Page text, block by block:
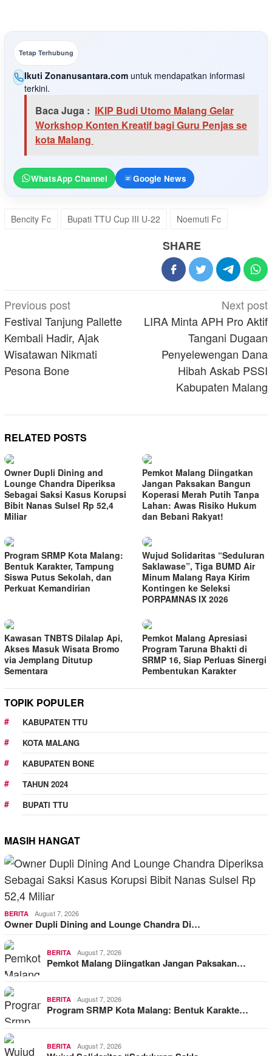
Tetap Terhubung
Ikuti Zonanusantara.com untuk mendapatkan informasi
terkini.
Baca Juga : IKIP Budi Utomo Malang Gelar
Workshop Konten Kreatif bagi Guru Penjas se
kota Malang
WhatsApp Channel Google News
Bencity Fc Bupati TTU Cup III U-22 Noemuti Fc
SHARE
Post
navigation
Previous post
Festival Tanjung Pallette
Kembali Hadir, Ajak
Wisatawan Nikmati
Pesona Bone
Next post
LIRA Minta APH Pro Aktif
Tangani Dugaan
Penyelewengan Dana
Hibah Askab PSSI
Kabupaten Malang
RELATED POSTS
Owner Dupli Dining and
Lounge Chandra Diperiksa
Sebagai Saksi Kasus Korupsi
Bibit Nanas Sulsel Rp 52,4
Miliar
Pemkot Malang Diingatkan
Jangan Paksakan Bangun
Koperasi Merah Putih Tanpa
Lahan: Awas Risiko Hukum
dan Bebani Rakyat!
Program SRMP Kota Malang:
Bentuk Karakter, Tampung
Siswa Putus Sekolah, dan
Perkuat Kemandirian
Wujud Solidaritas “Seduluran
Saklawase”, Tiga BUMD Air
Minum Malang Raya Kirim
Kontingen ke Seleksi
PORPAMNAS IX 2026
Kawasan TNBTS Dilalap Api,
Akses Masuk Wisata Bromo
via Jemplang Ditutup
Sementara
Pemkot Malang Apresiasi
Program Taruna Bhakti di
SRMP 16, Siap Perluas Sinergi
Pembentukan Karakter
TOPIK POPULER
KABUPATEN TTU
KOTA MALANG
KABUPATEN BONE
TAHUN 2024
BUPATI TTU
MASIH HANGAT
BERITA August 7, 2026
Owner Dupli Dining and Lounge Chandra Di…
BERITA August 7, 2026
Pemkot Malang Diingatkan Jangan Paksakan…
BERITA August 7, 2026
Program SRMP Kota Malang: Bentuk Karakte…
BERITA August 7, 2026